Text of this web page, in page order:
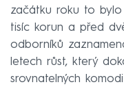
začátku roku to
tisíc korun a před
odborníků
letech růst, který
srovnatelných